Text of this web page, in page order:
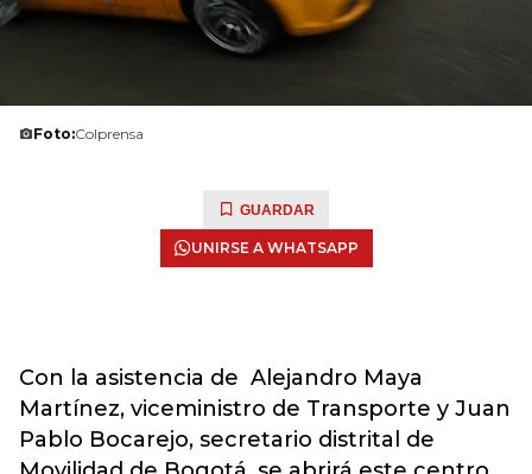
Foto:Colprensa
GUARDAR
UNIRSE A WHATSAPP
Con la asistencia de Alejandro Maya
Martínez, viceministro de Transporte y Juan
Pablo Bocarejo, secretario distrital de